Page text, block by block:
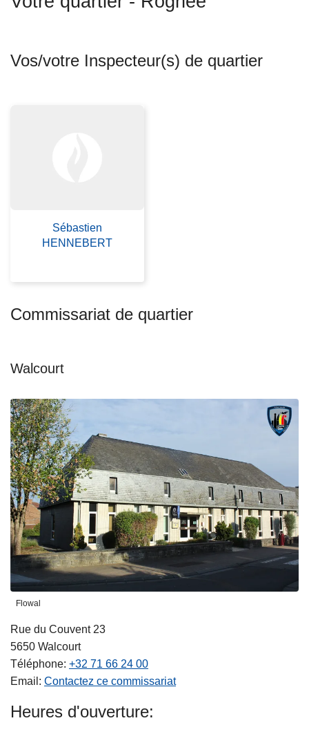
Vos/votre Inspecteur(s) de quartier
Sébastien
HENNEBERT
Commissariat de quartier
Walcourt
Flowal
Rue du Couvent 23
5650 Walcourt
Téléphone +32 71 66 24 00
Email
Contactez ce commissariat
Heures d'ouverture